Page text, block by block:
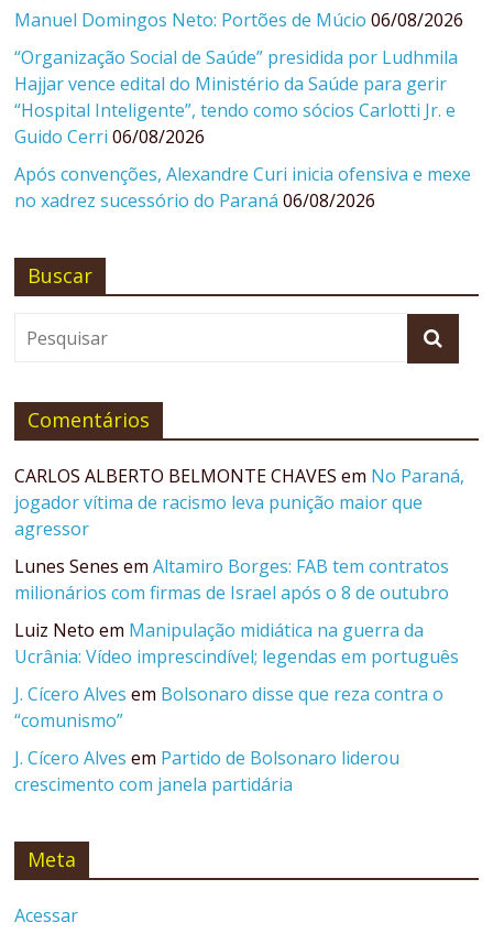
Manuel Domingos Neto: Portões de Múcio 06/08/2026
“Organização Social de Saúde” presidida por Ludhmila
Hajjar vence edital do Ministério da Saúde para gerir
“Hospital Inteligente”, tendo como sócios Carlotti Jr. e
Guido Cerri 06/08/2026
Após convenções, Alexandre Curi inicia ofensiva e mexe
no xadrez sucessório do Paraná 06/08/2026
Buscar
Comentários
CARLOS ALBERTO BELMONTE CHAVES em No Paraná,
jogador vítima de racismo leva punição maior que
agressor
Lunes Senes emAltamiro Borges: FAB tem contratos
milionários com firmas de Israel após o 8 de outubro
Luiz Neto em Manipulação midiática na guerra da
Ucrânia: Vídeo imprescindível; legendas em português
J. Cícero Alves em Bolsonaro disse que reza contra o
“comunismo”
J. Cícero Alves em Partido de Bolsonaro liderou
crescimento com janela partidária
Meta
Acessar